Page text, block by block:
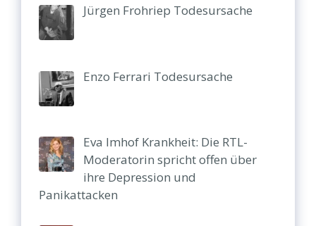
Jürgen Frohriep Todesursache
Enzo Ferrari Todesursache
Eva Imhof Krankheit: Die RTL-
Moderatorin spricht offen über
ihre Depression und
Panikattacken